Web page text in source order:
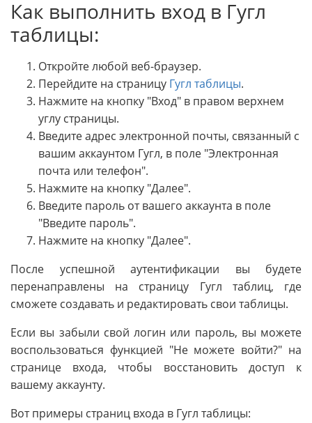
Как выполнить вход в Гугл
таблицы:
Откройте любой веб-браузер.
Перейдите на страницу Гугл таблицы.
Нажмите на кнопку "Вход" в правом верхнем
углу страницы.
Введите адрес электронной почты, связанный с
вашим аккаунтом Гугл, в поле "Электронная
почта или телефон".
Нажмите на кнопку "Далее".
Введите пароль от вашего аккаунта в поле
"Введите пароль".
Нажмите на кнопку "Далее".
После успешной аутентификации вы будете
перенаправлены на страницу Гугл таблиц, где
сможете создавать и редактировать свои таблицы.
Если вы забыли свой логин или пароль, вы можете
воспользоваться функцией "Не можете войти?" на
странице входа, чтобы восстановить доступ к
вашему аккаунту.
Вот примеры страниц входа в Гугл таблицы: